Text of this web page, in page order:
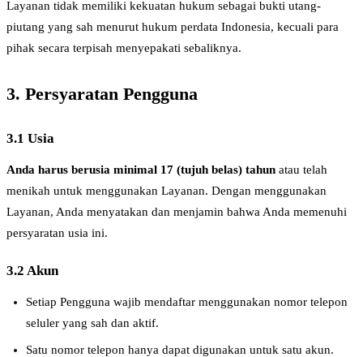
Layanan tidak memiliki kekuatan hukum sebagai bukti utang-
piutang yang sah menurut hukum perdata Indonesia, kecuali para
pihak secara terpisah menyepakati sebaliknya.
3. Persyaratan Pengguna
3.1 Usia
Anda harus berusia minimal 17 (tujuh belas) tahun atau telah
menikah untuk menggunakan Layanan. Dengan menggunakan
Layanan, Anda menyatakan dan menjamin bahwa Anda memenuhi
persyaratan usia ini.
3.2 Akun
Setiap Pengguna wajib mendaftar menggunakan nomor telepon
seluler yang sah dan aktif.
Satu nomor telepon hanya dapat digunakan untuk satu akun.